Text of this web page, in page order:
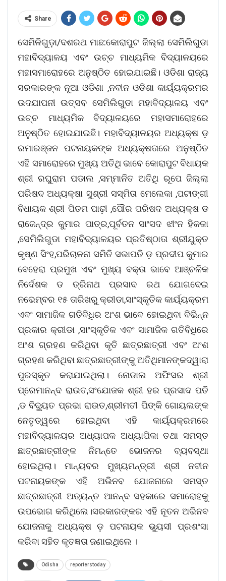
Share
ସେମିଳିଗୁଡ଼ା/ଦଶରଥ ମାଛ:କୋରାପୁଟ ଜିଲ୍ଲା ସେମିଲିଗୁଡା
ମହାବିଦ୍ୟାଳୟ ଏବଂ ଉଚ୍ଚ ମାଧ୍ୟମିକ ବିଦ୍ୟାଳୟରେ
ମହାସମାରୋହରେ ଅନୁଷ୍ଠିତ ହୋଇଯାଇଛି। ଓଡିଶା ରାଜ୍ୟ
ସରକାରଙ୍କ ନୂଆ ଓଡିଶା ,ନବୀନ ଓଡିଶା କାର୍ୟ୍ୟକ୍ରମର
ଉଦଯାପନୀ ଉତ୍ସବ ସେମିଲିଗୁଡା ମହାବିଦ୍ୟାଳୟ ଏବଂ
ଉଚ୍ଚ ମାଧ୍ୟମିକ ବିଦ୍ୟାଳୟରେ ମହାସମାରୋହରେ
ଅନୁଷ୍ଠିତ ହୋଇଯାଇଛି। ମହାବିଦ୍ୟାଳୟର ଅଧ୍ୟକ୍ଷ ଡ଼
ରମାରଞ୍ଜନ ପଟନାୟକଙ୍କ ଅଧ୍ୟକ୍ଷତାରେ ଅନୁଷ୍ଠିତ
ଏହି ସମାରୋହରେ ମୁଖ୍ୟ ଅତିଥି ଭାବେ କୋରାପୁଟ ବିଧାୟକ
ଶ୍ରୀ ରଘୁରାମ ପଡାଲ ,ସମ୍ମାନିତ ଅତିଥି ରୂପେ ଜିଲ୍ଲା
ପରିଷଦ ଅଧ୍ୟକ୍ଷା ସୁଶ୍ରୀ ସସ୍ମିତା ମେଲେକା ,ପଟାଙ୍ଗୀ
ବିଧାୟକ ଶ୍ରୀ ପିତମ ପାଢ଼ୀ ,ପୌର ପରିଷଦ ଅଧ୍ୟକ୍ଷ ଡ
ରାଜେନ୍ଦ୍ର କୁମାର ପାତ୍ର,ପୂର୍ବତନ ସାଂସଦ ଝୀଂନ ହିକକା
,ସେମିଲିଗୁଡା ମହାବିଦ୍ୟାଳୟର ପ୍ରତିଷ୍ଠାତା ଶ୍ରୀଯୁକ୍ତ
କୃଷ୍ଣ ସିଂହ,ପରିଚାଳନା ସମିତି ସଭାପତି ଡ଼ ପ୍ରଦୀପ କୁମାର
ବେହେରା ପ୍ରମୁଖ ଏବଂ ମୁଖ୍ୟ ବକ୍ତା ଭାବେ ଆଞ୍ଚଳିକ
ନିର୍ଦେଶକ ଡ ତ୍ରିନାଥ ପ୍ରସାଦ ରଥ ଯୋଗଦେଇ
ନଭେମ୍ବର ୧୫ ତାରିଖରୁ କ୍ରୀଡା,ସାଂସ୍କୃତିକ କାର୍ୟ୍ୟକ୍ରମ
ଏବଂ ସାମାଜିକ ଗତିବିଧିର ଅଂଶ ଭାବେ ହୋଇଥିବା ବିଭିନ୍ନ
ପ୍ରକାର କ୍ରୀଡା ,ସାଂସ୍କୃତିକ ଏବଂ ସାମାଜିକ ଗତିବିଧିରେ
ଅଂଶ ଗ୍ରହଣ କରିଥିବା କୃତି ଛାତ୍ରଛାତ୍ରୀ ଏବଂ ଅଂଶ
ଗ୍ରହଣ କରିଥିବା ଛାତ୍ରଛାତ୍ରୀଙ୍କୁ ଅତିଥିମାନଙ୍କଦ୍ୱାରା
ପୁରସ୍କୃତ କରାଯାଇଥିଲା। ନୋଡାଲ ଅଫିସର ଶ୍ରୀ
ପ୍ରେମାନନ୍ଦ ରାଉତ,ସଂଯୋଜକ ଶ୍ରୀ ହର ପ୍ରସାଦ ପତି
,ଡ ବିଦ୍ୟୁତ ପ୍ରଭା ରାଉତ,ଶ୍ରୀମତୀ ପିଙ୍କି ଗୋୟଲଙ୍କ
ନେତୃତ୍ୱରେ ହୋଇଥିବା ଏହି କାର୍ୟ୍ୟକ୍ରମରେ
ମହାବିଦ୍ୟାଳୟର ଅଧ୍ୟାପକ ଅଧ୍ୟାପିକା ତଥା ସମସ୍ତ
ଛାତ୍ରଛାତ୍ରୀଙ୍କ ନିମନ୍ତେ ଭୋଜନର ବ୍ୟବସ୍ଥା
ହୋଇଥିଲା। ମାନ୍ୟବର ମୁଖ୍ୟମନ୍ତ୍ରୀ ଶ୍ରୀ ନବୀନ
ପଟନାୟକଙ୍କ ଏହି ଅଭିନବ ଯୋଜନାରେ ସମସ୍ତ
ଛାତ୍ରଛାତ୍ରୀ ଅତ୍ୟନ୍ତ ଆନନ୍ଦ ସହକାରେ ସମାରୋହକୁ
ଉପଭୋଗ କରିଥିଲେ।ସରକାରଙ୍କର ଏହି ନୂତନ ଅଭିନବ
ଯୋଜନାକୁ ଅଧ୍ୟକ୍ଷ ଡ଼ ପଟନାୟକ ଭୁୟସୀ ପ୍ରଶଂସା
କରିବା ସହିତ କୃତଜ୍ଞତା ଜଣାଇଥିଲେ ।
Odisha reporterstoday